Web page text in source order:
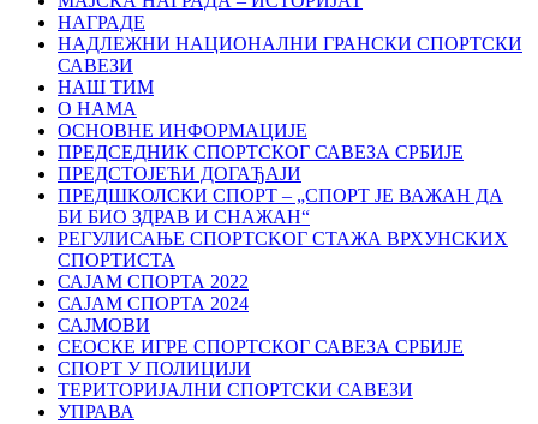
НАГРАДЕ
НАДЛЕЖНИ НАЦИОНАЛНИ ГРАНСКИ СПОРТСКИ
САВЕЗИ
НАШ ТИМ
О НАМА
ОСНОВНЕ ИНФОРМАЦИЈЕ
ПРЕДСЕДНИК СПОРТСКОГ САВЕЗА СРБИЈЕ
ПРЕДСТОЈЕЋИ ДОГАЂАЈИ
ПРЕДШКОЛСКИ СПОРТ – „СПОРТ ЈЕ ВАЖАН ДА
БИ БИО ЗДРАВ И СНАЖАН“
РЕГУЛИСАЊЕ СПОРТСKОГ СТАЖА ВРХУНСKИХ
СПОРТИСТА
САЈАМ СПОРТА 2022
САЈАМ СПОРТА 2024
САЈМОВИ
СЕОСКЕ ИГРЕ СПОРТСКОГ САВЕЗА СРБИЈЕ
СПОРТ У ПОЛИЦИЈИ
ТЕРИТОРИЈАЛНИ СПОРТСКИ САВЕЗИ
УПРАВА